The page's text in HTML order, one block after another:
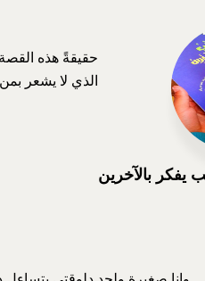
يفكر بالآخرين
حقيقةً هذه
الذي لا يشعر